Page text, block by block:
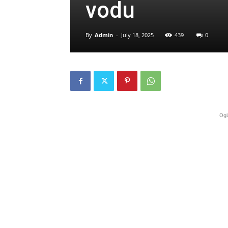
vodu
By Admin - July 18, 2025 439 0